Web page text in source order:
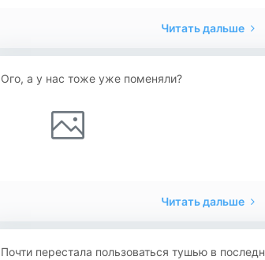
Читать дальше
Ого, а у нас тоже уже поменяли?
Читать дальше
Почти перестала пользоваться тушью в